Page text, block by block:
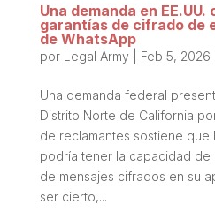
Una demanda en
garantías de cifrado de
de WhatsApp
por Legal Army Feb 5, 2026
Una demanda federal
Distrito Norte de California
de reclamantes sostiene que
podría tener la capacidad
de mensajes cifrados en su
ser cierto,...